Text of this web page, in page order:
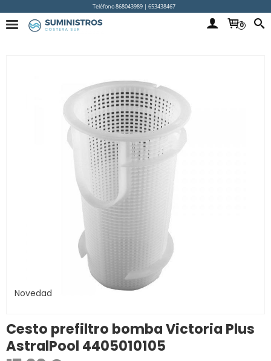
Teléfono 868043989 | 653438467
0
Novedad
Cesto prefiltro bomba Victoria Plus
AstralPool 4405010105